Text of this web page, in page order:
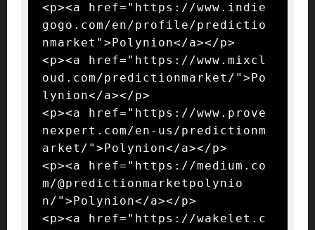
<p><a href="https://www.indie
gogo.com/en/profile/predictio
nmarket">Polynion</a></p>
<p><a href="https://www.mixcl
oud.com/predictionmarket/">Po
lynion</a></p>
<p><a href="https://www.prove
nexpert.com/en-us/predictionm
arket/">Polynion</a></p>
<p><a href="https://medium.co
m/@predictionmarketpolynio
n/">Polynion</a></p>
<p><a href="https://wakelet.c